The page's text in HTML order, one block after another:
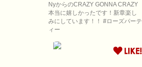
NyからのCRAZY GONNA CRAZY
本当に嬉しかったです！新章楽し
みにしています！！ #ローズパーテ
ィー